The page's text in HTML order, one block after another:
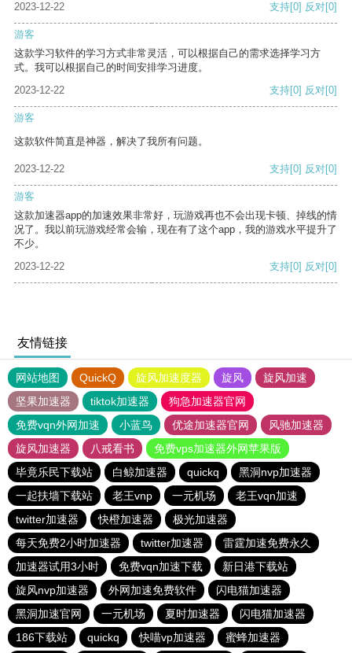
2023-12-22
支持[0] 反对[0]
游客
这款学习软件的学习方式非常灵活，可以根据自己的需求选择学习方
式。我可以根据自己的时间安排学习进度。
2023-12-22
支持[0] 反对[0]
游客
这款软件简直是神器，解决了我所有问题。
2023-12-22 支持[0] 反对[0]
游客
这款加速器app的加速效果非常好，玩游戏再也不会出现卡顿、掉线的情
况了。我以前玩游戏经常会输，现在有了这个app，我的游戏水平提升了
不少。
2023-12-22
支持[0] 反对[0]
友情链接
网站地图 QuickQ 旋风加速度器 旋风
旋风加速
坚果加速器
tiktok加速器
狗急加速器官网
免费vqn外网加速
小蓝鸟 优途加速器官网
风驰加速器
旋风加速器
八戒看书
免费vps加速器外网苹果版
毕竟乐民下载站
白鲸加速器 quickq
黑洞nvp加速器
一起扶墙下载站
老王vnp 一元机场
老王vqn加速
twitter加速器
快橙加速器
极光加速器
每天免费2小时加速器
twitter加速器
雷霆加速免费永久
加速器试用3小时
免费vqn加速下载
新日港下载站
旋风nvp加速器
外网加速免费软件
闪电猫加速器
黑洞加速官网
一元机场 夏时加速器
闪电猫加速器
186下载站
quickq 快喵vp加速器 蜜蜂加速器